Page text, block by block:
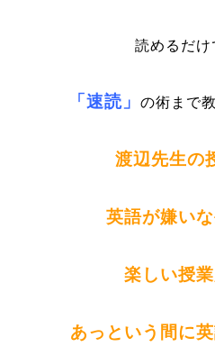
読めるだけ
「速読」の術まで
渡辺先生の
英語が嫌い
楽しい授
あっという間に